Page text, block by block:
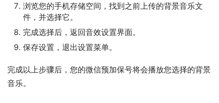
浏览您的手机存储空间，找到之前上传的背景音乐文
件，并选择它。
完成选择后，返回音效设置界面。
保存设置，退出设置菜单。
完成以上步骤后，您的微信预加保号将会播放您选择的背景
音乐。